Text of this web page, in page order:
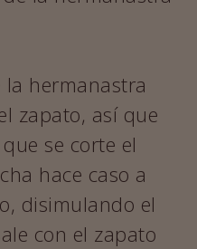
hermanastra
zapato, así que
se corte el
hace caso a
disimulando el
con el zapato